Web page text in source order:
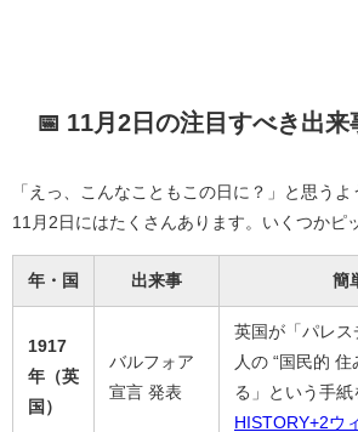
📅 11月2日の注目すべき出来
「えっ、こんなこともこの日に？」と思うよ
11月2日にはたくさんあります。いくつかピ
年・国 出来事 簡
1917
年（英
国）
バルフォア
宣言 発表
英国が「パレス
人の “国民的
る」という手紙
HISTORY+2ウ